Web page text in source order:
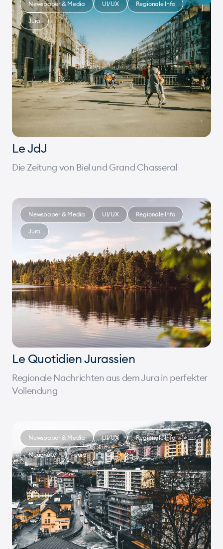
Le JdJ
Die Zeitung von Biel und Grand Chasseral
Newspaper & Media UI/UX Regionale Info
Jura
Le Quotidien Jurassien
Regionale Nachrichten aus dem Jura in perfekter
Vollendung
Newspaper & Media UI/UX Regionale Info
Jura
Newspaper & Media UI/UX Regionale Info
Neuchâtel Jura